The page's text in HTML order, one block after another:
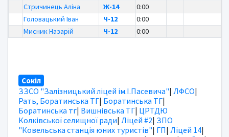
Стричинець Аліна
Ж-14
0:00
Головацький Іван
Ч-12
0:00
Мисник Назарій
Ч-12 0:00
Сокіл
ЗЗСО "Залізницький ліцей ім.І.Пасевича"| ЛФСО|
Рать, Боратинська ТГ| Боратинська ТГ|
Боратинська тг| Вишнівська ТГ| ЦРТДЮ
Колківської селищної ради| Ліцей #2| ЗПО
"Ковельська станція юних туристів"| ГП| Ліцей 14|